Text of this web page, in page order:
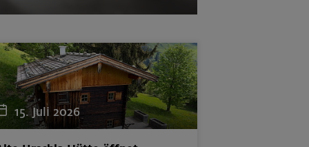
15. Juli 2026